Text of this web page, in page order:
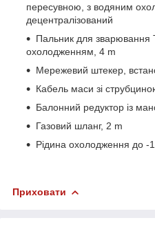
пересувною, з водяним
децентралізований
Пальник для зварювання
охолодженням, 4 m
Мережевий штекер,
Кабель маси зі
Балонний редуктор із
Газовий шланг, 2 m
Рідина охолодження до -
Приховати